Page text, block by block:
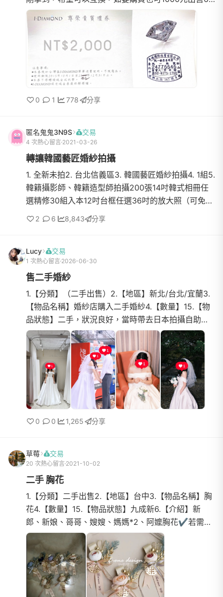
【介紹】I-diamond折價卷7.【價格】10008.【交易方
0 1 778 分享
匿名鬼鬼3N9S 交易
4 次熱心留言 2021-03-26
轉讓韓國藝匠婚紗拍攝
1. 全新未拍2. 台北信義區3. 韓國藝匠婚紗拍攝4. 1組5.
韓籍攝影師、韓籍造型師拍攝200張14吋韓式相冊任
選精修30組入本12吋台框任選36吋的放大照（可免費
升級設計框已付訂金50006. 原價$95980，售
2 6 8,843 分享
Lucy 交易
1 次熱心留言 2026-06-30
售二手婚紗
1.【分類】（二手出售）2.【地區】新北/台北/宜蘭3.
【物品名稱】婚紗店購入二手婚紗4.【數量】15.【物
品狀態】二手，狀況良好，當時帶去日本拍攝自助婚
紗，難免有使用痕跡，但拍攝是完全看不出來的喔！
（拍照時有口...
0 0 1,265 分享
草莓 交易
20 次熱心留言 2021-10-02
二手 胸花
1.【分類】二手出售2.【地區】台中3.【物品名稱】胸
花4.【數量】15.【物品狀態】九成新6.【介紹】新
郎、新娘、哥哥、嫂嫂、媽媽*2、阿嬤胸花✔️若需要
爸爸跟阿公的胸花可原價幫忙代訂購7.【價格】全帶
$350單一個$508....